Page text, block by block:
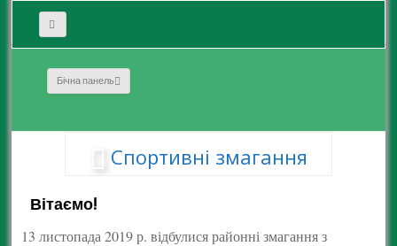
Бічна панель
Спортивні змагання
Вітаємо!
13 листопада 2019 р. відбулися районні змагання з